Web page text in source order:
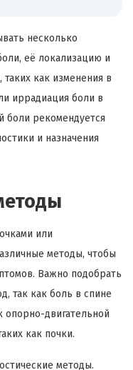
несколько
её локализацию и
как изменения в
иррадиация боли в
боли рекомендуется
и назначения
или
методы, чтобы
Важно подобрать
так как боль в спине
опорно-двигательной
как почки.
методы.